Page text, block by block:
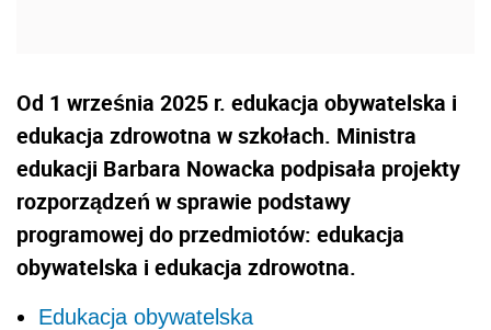
Od 1 września 2025 r. edukacja obywatelska i
edukacja zdrowotna w szkołach. Ministra
edukacji Barbara Nowacka podpisała projekty
rozporządzeń w sprawie podstawy
programowej do przedmiotów: edukacja
obywatelska i edukacja zdrowotna.
Edukacja obywatelska